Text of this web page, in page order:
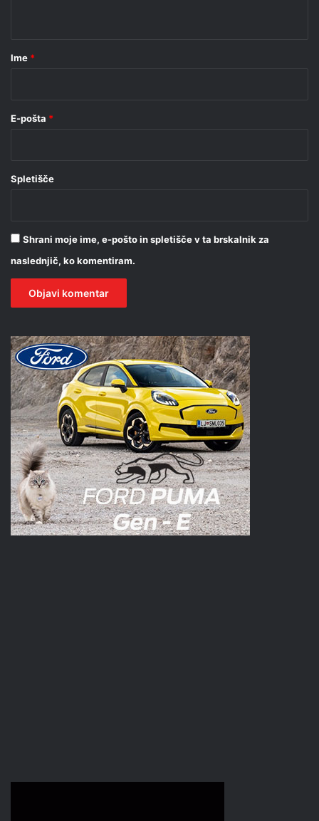
r
Ime *
E-pošta *
Spletišče
Shrani moje ime, e-pošto in spletišče v ta brskalnik za
naslednjič, ko komentiram.